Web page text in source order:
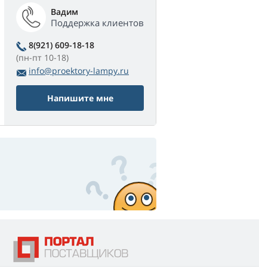
Вадим
Поддержка клиентов
8(921) 609-18-18
(пн-пт 10-18)
info@proektory-lampy.ru
Напишите мне